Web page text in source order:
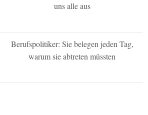
uns alle aus
Berufspolitiker: Sie belegen jeden Tag,
warum sie abtreten müssten